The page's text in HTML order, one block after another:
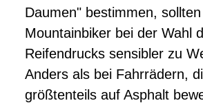
Daumen" bestimmen, sollten
Mountainbiker bei der Wahl
Reifendrucks sensibler zu
Anders als bei Fahrrädern,
größtenteils auf Asphalt